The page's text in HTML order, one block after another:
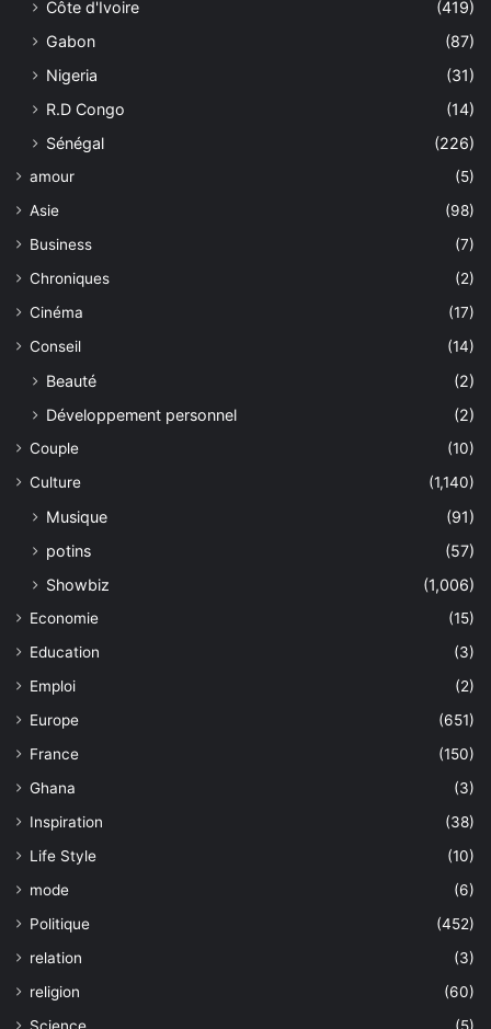
Côte d'Ivoire
(419)
Gabon
(87)
Nigeria
(31)
R.D Congo
(14)
Sénégal
(226)
amour
(5)
Asie
(98)
Business
(7)
Chroniques
(2)
Cinéma
(17)
Conseil
(14)
Beauté
(2)
Développement personnel
(2)
Couple
(10)
Culture
(1,140)
Musique
(91)
potins
(57)
Showbiz
(1,006)
Economie
(15)
Education
(3)
Emploi
(2)
Europe
(651)
France
(150)
Ghana
(3)
Inspiration
(38)
Life Style
(10)
mode
(6)
Politique
(452)
relation
(3)
religion
(60)